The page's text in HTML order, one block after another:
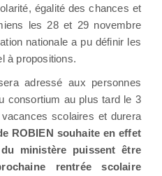
égalité des chances et
les 28 et 29 novembre
nationale a pu définir les
à propositions.
adressé aux personnes
consortium au plus tard le 3
scolaires et durera
ROBIEN souhaite en effet
ministère puissent être
rentrée scolaire